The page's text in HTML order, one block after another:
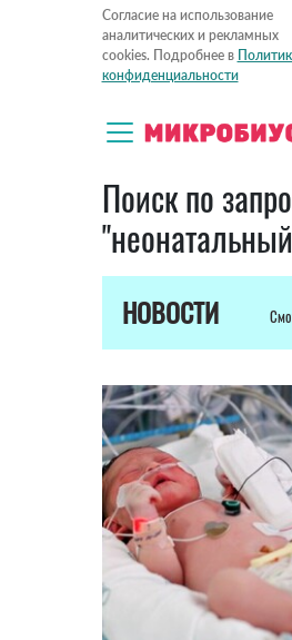
Согласие на использование
аналитических и рекламных
cookies. Подробнее в
конфиденциальности
Поиск по
НОВОСТИ